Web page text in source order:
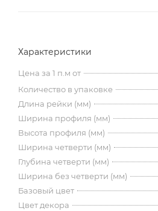
Характеристики
Цена за 1 п.м от
Количество в упаковке
Длина рейки (мм)
Ширина профиля (мм)
Высота профиля (мм)
Ширина четверти (мм)
Глубина четверти (мм)
Ширина без четверти (мм)
Базовый цвет
Цвет декора